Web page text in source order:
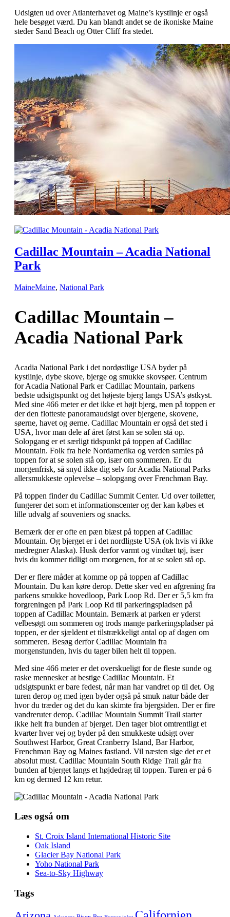
Udsigten ud over Atlanterhavet og Maine’s kystlinje er også
hele besøget værd. Du kan blandt andet se de ikoniske Maine
steder Sand Beach og Otter Cliff fra stedet.
Cadillac Mountain – Acadia National
Park
MaineMaine, National Park
Cadillac Mountain –
Acadia National Park
Acadia National Park i det nordøstlige USA byder på
kystlinje, dybe skove, bjerge og smukke skovsøer. Centrum
for Acadia National Park er Cadillac Mountain, parkens
bedste udsigtspunkt og det højeste bjerg langs USA’s østkyst.
Med sine 466 meter er det ikke et højt bjerg, men på toppen er
der den flotteste panoramaudsigt over bjergene, skovene,
søerne, havet og øerne. Cadillac Mountain er også det sted i
USA, hvor man dele af året først kan se solen stå op.
Solopgang er et særligt tidspunkt på toppen af Cadillac
Mountain. Folk fra hele Nordamerika og verden samles på
toppen for at se solen stå op, især om sommeren. Er du
morgenfrisk, så snyd ikke dig selv for Acadia National Parks
allersmukkeste oplevelse – solopgang over Frenchman Bay.
På toppen finder du Cadillac Summit Center. Ud over toiletter,
fungerer det som et informationscenter og der kan købes et
lille udvalg af souveniers og snacks.
Bemærk der er ofte en pæn blæst på toppen af Cadillac
Mountain. Og bjerget er i det nordligste USA (ok hvis vi ikke
medregner Alaska). Husk derfor varmt og vindtæt tøj, især
hvis du kommer tidligt om morgenen, for at se solen stå op.
Der er flere måder at komme op på toppen af Cadillac
Mountain. Du kan køre derop. Dette sker ved en afgrening fra
parkens smukke hovedloop, Park Loop Rd. Der er 5,5 km fra
forgreningen på Park Loop Rd til parkeringspladsen på
toppen af Cadillac Mountain. Bemærk at parken er yderst
velbesøgt om sommeren og trods mange parkeringspladser på
toppen, er der sjældent et tilstrækkeligt antal op af dagen om
sommeren. Besøg derfor Cadillac Mountain fra
morgenstunden, hvis du tager bilen helt til toppen.
Med sine 466 meter er det overskueligt for de fleste sunde og
raske mennesker at bestige Cadillac Mountain. Et
udsigtspunkt er bare fedest, når man har vandret op til det. Og
turen derop og med igen byder også på smuk natur både der
hvor du træder og det du kan skimte fra bjergsiden. Der er fire
vandreruter derop. Cadillac Mountain Summit Trail starter
ikke helt fra bunden af bjerget. Den tager blot omtrentligt et
kvarter hver vej og byder på den smukkeste udsigt over
Southwest Harbor, Great Cranberry Island, Bar Harbor,
Frenchman Bay og Maines fastland. Vil næsten sige det er et
absolut must. Cadillac Mountain South Ridge Trail går fra
bunden af bjerget langs et højdedrag til toppen. Turen er på 6
km og dermed 12 km retur.
Læs også om
St. Croix Island International Historic Site
Oak Island
Glacier Bay National Park
Yoho National Park
Sea-to-Sky Highway
Tags